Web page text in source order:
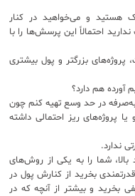
هستید و می‌خواهید در کنار
احتمالاً این پرسش‌ها را با
پروژه‌های بزرگتر و پول بیشتری
آورده‌ هم دارد؟
در حد وسع تهیه کنم چون
پروژه‌های ریز احتمالی داشته
ندارد.
شما را به یکی از روش‌های
بخرید از کنارش پول در
بخرید و بیشتر از آنچه که در